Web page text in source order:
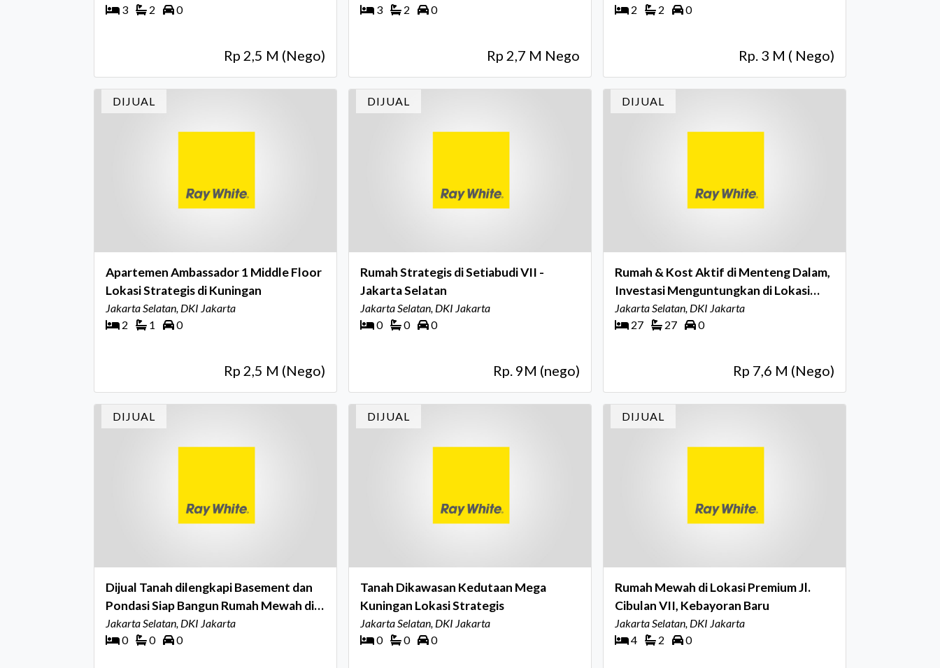
3
2 0
Rp 2,5 M (Nego)
3
2 0
Rp 2,7 M Nego
2
2 0
Rp. 3 M ( Nego)
DIJUAL
Apartemen Ambassador 1 Middle Floor
Lokasi Strategis di Kuningan
Jakarta Selatan, DKI Jakarta
2
1 0
Rp 2,5 M (Nego)
DIJUAL
Rumah Strategis di Setiabudi VII -
Jakarta Selatan
Jakarta Selatan, DKI Jakarta
0
0 0
Rp. 9M (nego)
DIJUAL
Rumah & Kost Aktif di Menteng Dalam,
Investasi Menguntungkan di Lokasi
Premium
Jakarta Selatan, DKI Jakarta
27
27 0
Rp 7,6 M (Nego)
DIJUAL
Dijual Tanah dilengkapi Basement dan
Pondasi Siap Bangun Rumah Mewah di
Mega Kuningan, Jakarta Selatan
Jakarta Selatan, DKI Jakarta
0
0 0
DIJUAL
Tanah Dikawasan Kedutaan Mega
Kuningan Lokasi Strategis
Jakarta Selatan, DKI Jakarta
0
0 0
DIJUAL
Rumah Mewah di Lokasi Premium Jl.
Cibulan VII, Kebayoran Baru
Jakarta Selatan, DKI Jakarta
4
2 0